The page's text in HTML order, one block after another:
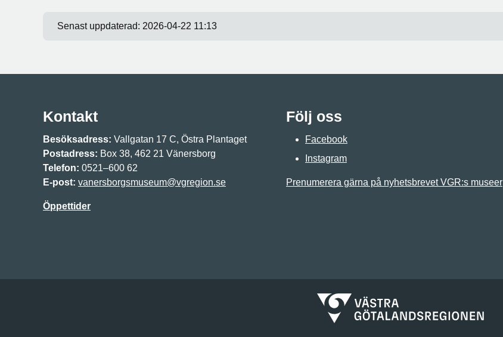
Senast uppdaterad: 2026-04-22 11:13
Kontakt
Besöksadress: Vallgatan 17 C, Östra Plantaget
Postadress: Box 38, 462 21 Vänersborg
Telefon: 0521–600 62
E-post: vanersborgsmuseum@vgregion.se
Öppettider
Följ oss
Facebook
Instagram
Prenumerera gärna på nyhetsbrevet VGR:s museer